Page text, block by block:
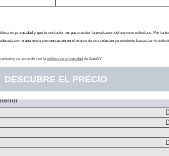
de privacidad y que te contactemos para recibir la prestación del servicio solicitado. Por
como una mera comunicación en el marco de una relación ya existente basada en tu
de acuerdo con la política de privacidad de AutoXY
DESCUBRE EL PRECIO